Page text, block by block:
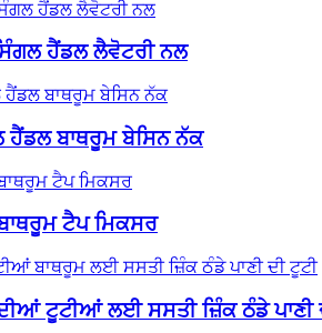
ਹੈਂਡਲ ਲੈਵੋਟਰੀ ਨਲ
ਬਾਥਰੂਮ ਬੇਸਿਨ ਨੱਕ
ਟੈਪ ਮਿਕਸਰ
ਟੂਟੀਆਂ ਲਈ ਸਸਤੀ ਜ਼ਿੰਕ ਠੰਡੇ ਪਾਣੀ